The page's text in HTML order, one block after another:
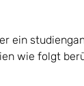
ein
wie folgt